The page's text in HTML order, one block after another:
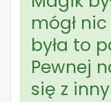
mógł
była to
Pewnej
się z